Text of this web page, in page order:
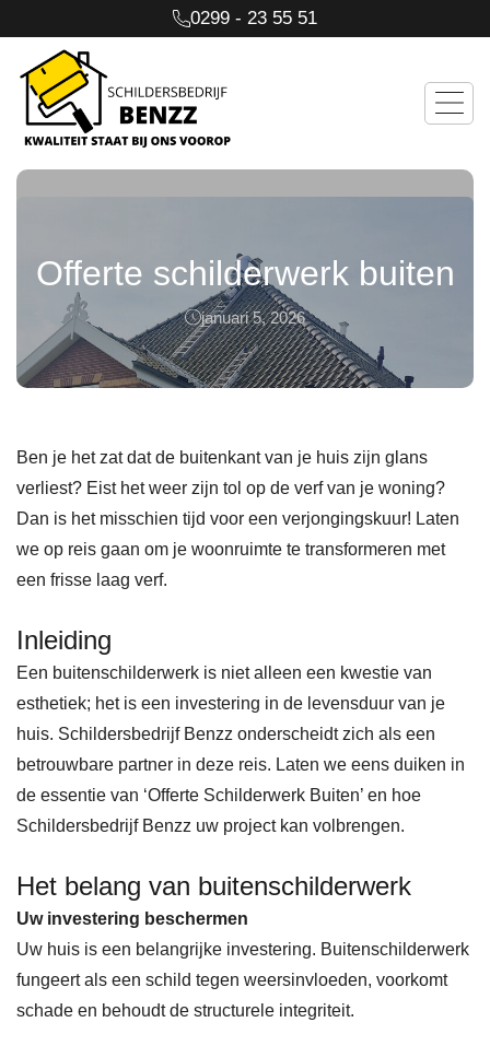
0299 - 23 55 51
Offerte schilderwerk buiten
januari 5, 2026
Ben je het zat dat de buitenkant van je huis zijn glans
verliest? Eist het weer zijn tol op de verf van je woning?
Dan is het misschien tijd voor een verjongingskuur! Laten
we op reis gaan om je woonruimte te transformeren met
een frisse laag verf.
Inleiding
Een buitenschilderwerk is niet alleen een kwestie van
esthetiek; het is een investering in de levensduur van je
huis. Schildersbedrijf Benzz onderscheidt zich als een
betrouwbare partner in deze reis. Laten we eens duiken in
de essentie van ‘Offerte Schilderwerk Buiten’ en hoe
Schildersbedrijf Benzz uw project kan volbrengen.
Het belang van buitenschilderwerk
Uw investering beschermen
Uw huis is een belangrijke investering. Buitenschilderwerk
fungeert als een schild tegen weersinvloeden, voorkomt
schade en behoudt de structurele integriteit.